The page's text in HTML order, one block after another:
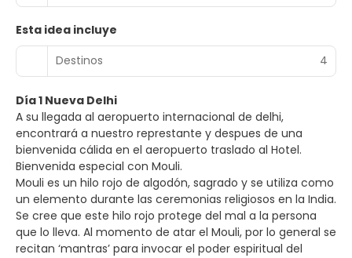
Esta idea incluye
Destinos
4
Día 1 Nueva Delhi
A su llegada al aeropuerto internacional de delhi,
encontrará a nuestro represtante y despues de una
bienvenida cálida en el aeropuerto traslado al Hotel.
Bienvenida especial con Mouli.
Mouli es un hilo rojo de algodón, sagrado y se utiliza como
un elemento durante las ceremonias religiosos en la India.
Se cree que este hilo rojo protege del mal a la persona
que lo lleva. Al momento de atar el Mouli, por lo general se
recitan ‘mantras’ para invocar el poder espiritual del